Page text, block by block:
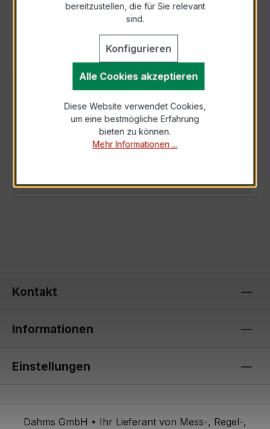
Als PDF exportieren
BESCHREIBUNG
Der XKBR 42L 750/5A 2,5VA Kl.0,5FS10 ist die
ideale Wahl für alle, die Präzision und Effizienz
in ihrer Strommessung suchen.…
Kontakt
Informationen
Einstellungen
Dahms GmbH • Ihr Lieferant von Mess-, Regel-,
bereitzustellen, die für Sie relevant
sind.
Konfigurieren
Alle Cookies akzeptieren
Diese Website verwendet Cookies,
um eine bestmögliche Erfahrung
bieten zu können.
Mehr Informationen ...